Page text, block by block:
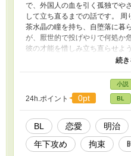
で、外国人の血を引く孤独でや
して立ち直るまでの話です。 周
茶水晶の瞳を持ち、自堕落に暮
が、厭世的で投げやりで何処か
彼の才能を惜しみ立ち直らせよ
慕う料亭の若旦那で信乃に可愛
えて蓮治の贔屓にしている看板
しの役者、関西から流れてきた
時代物で主要人物七人がホモ（
かりで、惚れた腫れたとしっぽ
い挟みつつ、途中から濃いめに
ていますが、褌、縛り、尿道責
な方はご遠慮下さい。 ※Pixivで
24h.ポイント 0pt
小説
BL
BL 恋愛 明治
年下攻め
拘束